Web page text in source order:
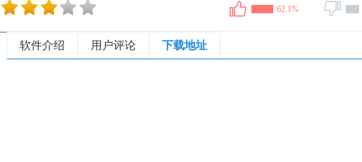
62.1%
软件介绍 用户评论 下载地址